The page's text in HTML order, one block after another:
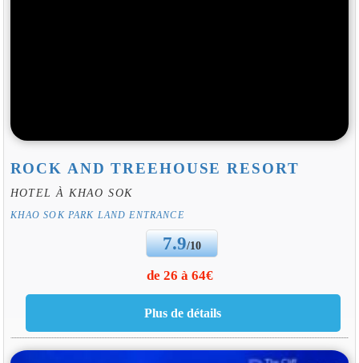
ROCK AND TREEHOUSE RESORT
HOTEL À KHAO SOK
KHAO SOK PARK LAND ENTRANCE
7.9/10
de 26 à 64€